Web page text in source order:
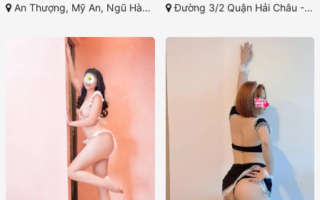
An Thượng, Mỹ An, Ngũ Hành Sơn, Đà Nẵng Đường 3/2 Quận Hải Châu - Đà Nẵng